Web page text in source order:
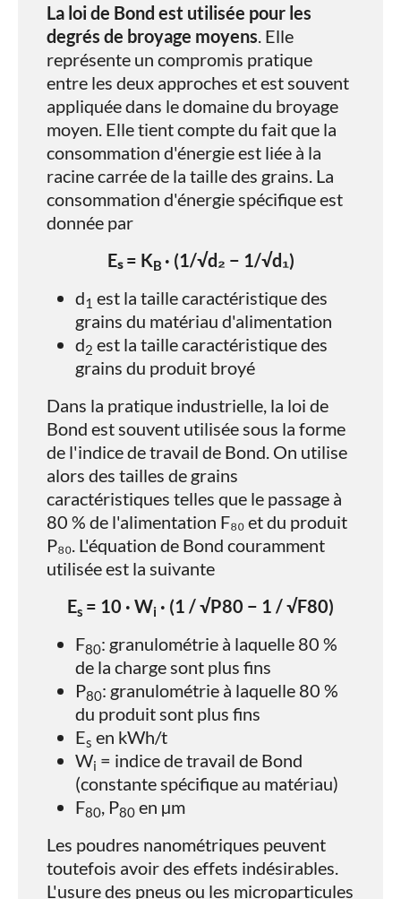
La loi de Bond est utilisée pour les
degrés de broyage moyens. Elle
représente un compromis pratique
entre les deux approches et est souvent
appliquée dans le domaine du broyage
moyen. Elle tient compte du fait que la
consommation d'énergie est liée à la
racine carrée de la taille des grains. La
consommation d'énergie spécifique est
donnée par
Eₛ = KB · (1/√d₂ − 1/√d₁)
d1 ​ est la taille caractéristique des
grains du matériau d'alimentation
d2 est la taille caractéristique des
grains du produit broyé
Dans la pratique industrielle, la loi de
Bond est souvent utilisée sous la forme
de l'indice de travail de Bond. On utilise
alors des tailles de grains
caractéristiques telles que le passage à
80 % de l'alimentation F₈₀ et du produit
P₈₀. L'équation de Bond couramment
utilisée est la suivante
Es = 10 · Wi · (1 / √P80 − 1 / √F80)
F80​: granulométrie à laquelle 80 %
de la charge sont plus fins
P80​: granulométrie à laquelle 80 %
du produit sont plus fins
Es ​ en kWh/t
Wi ​ = indice de travail de Bond
(constante spécifique au matériau)
F80, P80 ​ en µm
Les poudres nanométriques peuvent
toutefois avoir des effets indésirables.
L'usure des pneus ou les microparticules